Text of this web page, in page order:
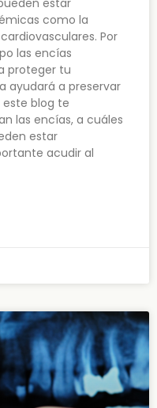
estar
como la
Por
las encías
proteger tu
ayudará a preservar
este blog te
las encías, a cuáles
estar
acudir al